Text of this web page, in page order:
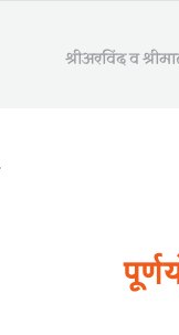
श्रीअरविंद व